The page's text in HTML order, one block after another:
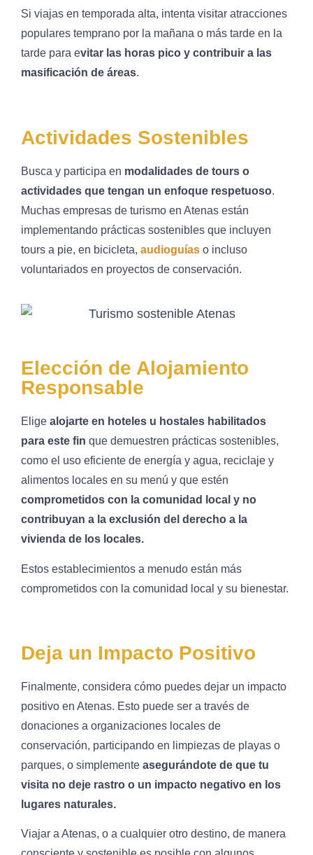
Si viajas en temporada alta, intenta visitar atracciones
populares temprano por la mañana o más tarde en la
tarde para evitar las horas pico y contribuir a las
masificación de áreas.
Actividades Sostenibles
Busca y participa en modalidades de tours o
actividades que tengan un enfoque respetuoso.
Muchas empresas de turismo en Atenas están
implementando prácticas sostenibles que incluyen
tours a pie, en bicicleta, audioguías o incluso
voluntariados en proyectos de conservación.
Elección de Alojamiento
Responsable
Elige alojarte en hoteles u hostales habilitados
para este fin que demuestren prácticas sostenibles,
como el uso eficiente de energía y agua, reciclaje y
alimentos locales en su menú y que estén
comprometidos con la comunidad local y no
contribuyan a la exclusión del derecho a la
vivienda de los locales.
Estos establecimientos a menudo están más
comprometidos con la comunidad local y su bienestar.
Deja un Impacto Positivo
Finalmente, considera cómo puedes dejar un impacto
positivo en Atenas. Esto puede ser a través de
donaciones a organizaciones locales de
conservación, participando en limpiezas de playas o
parques, o simplemente asegurándote de que tu
visita no deje rastro o un impacto negativo en los
lugares naturales.
Viajar a Atenas, o a cualquier otro destino, de manera